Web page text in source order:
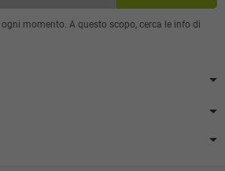
momento. A questo scopo, cerca le info di